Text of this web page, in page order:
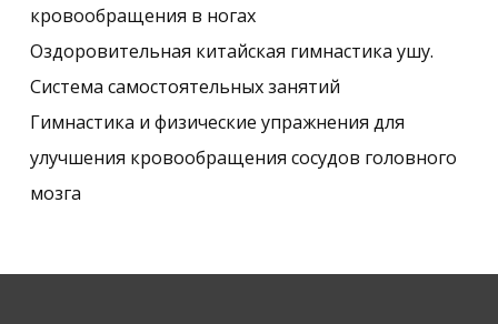
кровообращения в ногах
Оздоровительная китайская гимнастика ушу.
Система самостоятельных занятий
Гимнастика и физические упражнения для
улучшения кровообращения сосудов головного
мозга